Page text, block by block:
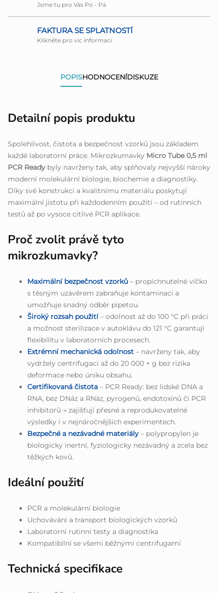
Jsme tu pro Vás Po - Pá
FAKTURA SE SPLATNOSTÍ
Klikněte pro víc informací
POPISHODNOCENÍDISKUZE
Detailní popis produktu
Spolehlivost, čistota a bezpečnost vzorků jsou základem
každé laboratorní práce. Mikrozkumavky Micro Tube 0,5 ml
PCR Ready byly navrženy tak, aby splňovaly nejvyšší nároky
moderní molekulární biologie, biochemie a diagnostiky.
Díky své konstrukci a kvalitnímu materiálu poskytují
maximální jistotu při každodenním použití – od rutinních
testů až po vysoce citlivé PCR aplikace.
Proč zvolit právě tyto
mikrozkumavky?
Maximální bezpečnost vzorků – propíchnutelné víčko
s těsným uzávěrem zabraňuje kontaminaci a
umožňuje snadný odběr pipetou.
Široký rozsah použití– odolnost až do 100 °C při práci
a možnost sterilizace v autoklávu do 121 °C garantují
flexibilitu v laboratorních procesech.
Extrémní mechanická odolnost – navrženy tak, aby
vydržely centrifugaci až do 20 000 × g bez rizika
deformace nebo úniku obsahu.
Certifikovaná čistota – PCR Ready: bez lidské DNA a
RNA, bez DNáz a RNáz, pyrogenů, endotoxinů či PCR
inhibitorů → zajišťují přesné a reprodukovatelné
výsledky i v nejnáročnějších experimentech.
Bezpečné a nezávadné materiály– polypropylen je
biologicky inertní, fyziologicky nezávadný a zcela bez
těžkých kovů.
Ideální použití
PCR a molekulární biologie
Uchovávání a transport biologických vzorků
Laboratorní rutinní testy a diagnostika
Kompatibilní se všemi běžnými centrifugami
Technická specifikace